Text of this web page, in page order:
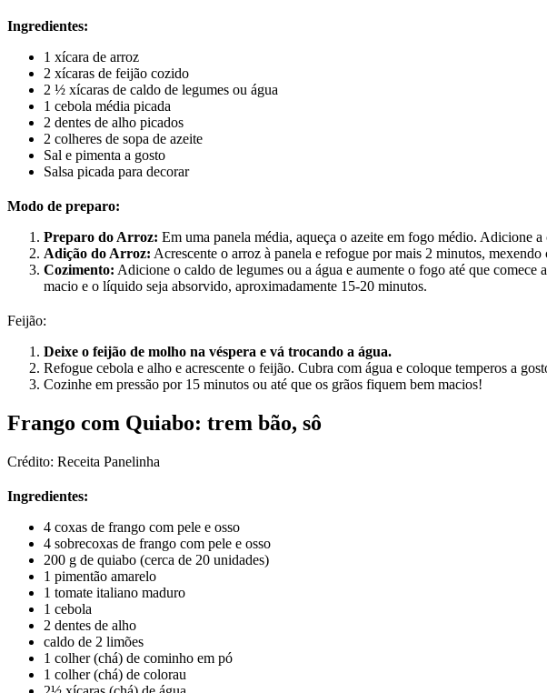
Ingredientes:
1 xícara de arroz
2 xícaras de feijão cozido
2 ½ xícaras de caldo de legumes ou água
1 cebola média picada
2 dentes de alho picados
2 colheres de sopa de azeite
Sal e pimenta a gosto
Salsa picada para decorar
Modo de preparo:
Preparo do Arroz: Em uma panela média, aqueça o azeite em fogo médio. Adicione
Adição do Arroz: Acrescente o arroz à panela e refogue por mais 2 minutos,
Cozimento: Adicione o caldo de legumes ou a água e aumente o fogo até que
macio e o líquido seja absorvido, aproximadamente 15-20 minutos.
Feijão:
Deixe o feijão de molho na véspera e vá trocando a água.
Refogue cebola e alho e acrescente o feijão. Cubra com água e coloque temperos a
Cozinhe em pressão por 15 minutos ou até que os grãos fiquem bem macios!
Frango com Quiabo: trem bão, sô
Crédito: Receita Panelinha
Ingredientes:
4 coxas de frango com pele e osso
4 sobrecoxas de frango com pele e osso
200 g de quiabo (cerca de 20 unidades)
1 pimentão amarelo
1 tomate italiano maduro
1 cebola
2 dentes de alho
caldo de 2 limões
1 colher (chá) de cominho em pó
1 colher (chá) de colorau